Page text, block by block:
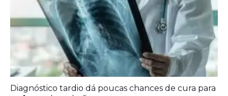
Diagnóstico tardio dá poucas chances de cura para